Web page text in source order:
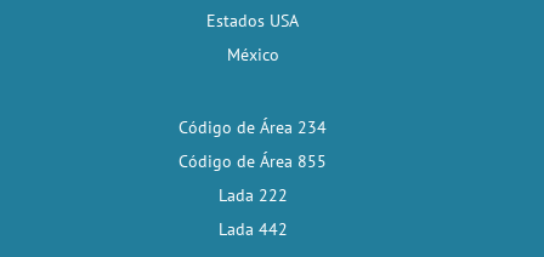
Estados USA
México
Código de Área 234
Código de Área 855
Lada 222
Lada 442